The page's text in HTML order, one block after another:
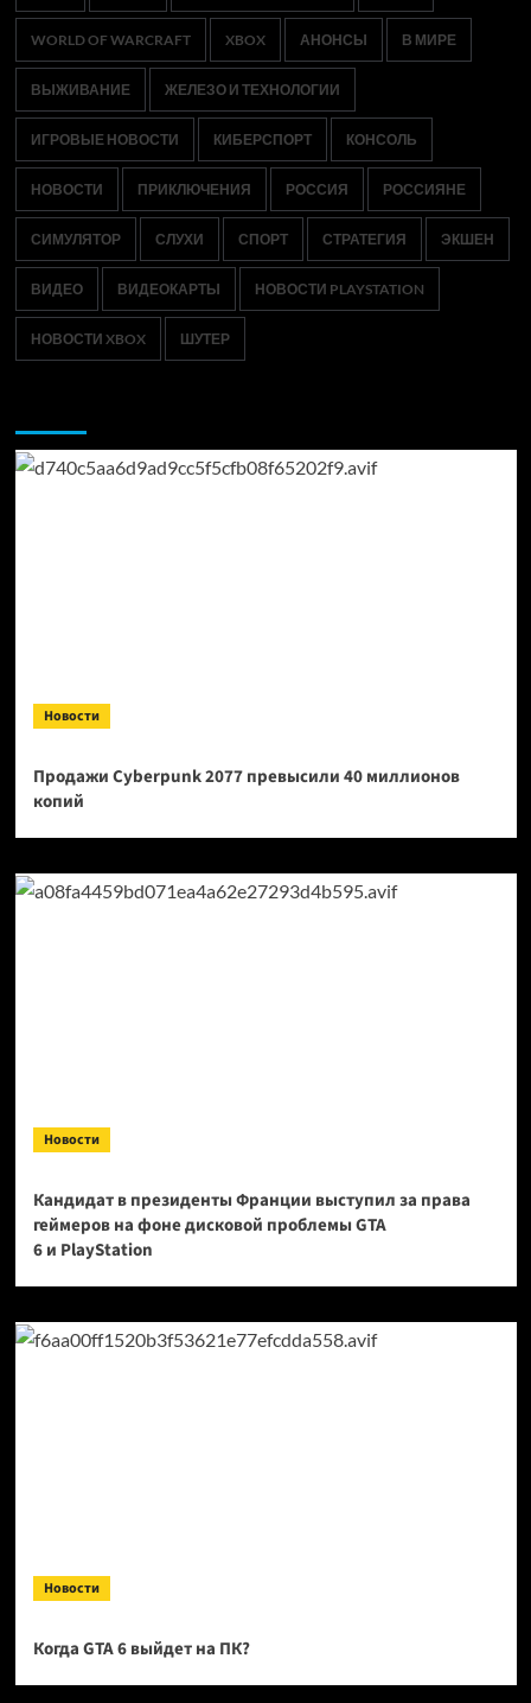
WORLD OF WARCRAFT XBOX АНОНСЫ В МИРЕ
ВЫЖИВАНИЕ ЖЕЛЕЗО И ТЕХНОЛОГИИ
ИГРОВЫЕ НОВОСТИ КИБЕРСПОРТ КОНСОЛЬ
НОВОСТИ ПРИКЛЮЧЕНИЯ РОССИЯ РОССИЯНЕ
СИМУЛЯТОР СЛУХИ СПОРТ СТРАТЕГИЯ ЭКШЕН
ВИДЕО ВИДЕОКАРТЫ НОВОСТИ PLAYSTATION
НОВОСТИ XBOX ШУТЕР
Новости
Продажи Cyberpunk 2077 превысили 40 миллионов
копий
Новости
Кандидат в президенты Франции выступил за права
геймеров на фоне дисковой проблемы GTA
6 и PlayStation
Новости
Когда GTA 6 выйдет на ПК?